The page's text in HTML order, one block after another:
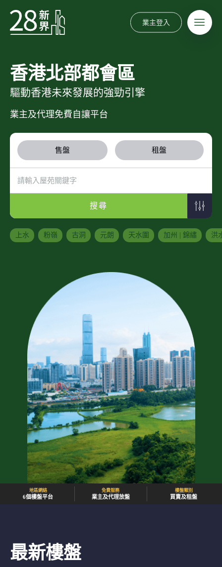
業主登入
香港北部都會區
驅動香港未來發展的強勁引擎
業主及代理免費自讓平台
售盤 租盤
搜尋
上水 粉嶺 古洞 元朗 天水圍 加州 | 錦繡 洪
地區網絡
6個樓盤平台
免費服務
業主及代理放盤
樓盤類別
買賣及租盤
最新樓盤